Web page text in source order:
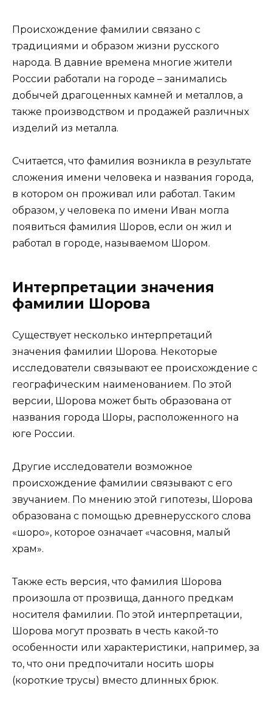
Происхождение фамилии связано с
традициями и образом жизни русского
народа. В давние времена многие жители
России работали на городе – занимались
добычей драгоценных камней и металлов, а
также производством и продажей различных
изделий из металла.
Считается, что фамилия возникла в результате
сложения имени человека и названия города,
в котором он проживал или работал. Таким
образом, у человека по имени Иван могла
появиться фамилия Шоров, если он жил и
работал в городе, называемом Шором.
Интерпретации значения
фамилии Шорова
Существует несколько интерпретаций
значения фамилии Шорова. Некоторые
исследователи связывают ее происхождение с
географическим наименованием. По этой
версии, Шорова может быть образована от
названия города Шоры, расположенного на
юге России.
Другие исследователи возможное
происхождение фамилии связывают с его
звучанием. По мнению этой гипотезы, Шорова
образована с помощью древнерусского слова
«шоро», которое означает «часовня, малый
храм».
Также есть версия, что фамилия Шорова
произошла от прозвища, данного предкам
носителя фамилии. По этой интерпретации,
Шорова могут прозвать в честь какой-то
особенности или характеристики, например, за
то, что они предпочитали носить шоры
(короткие трусы) вместо длинных брюк.